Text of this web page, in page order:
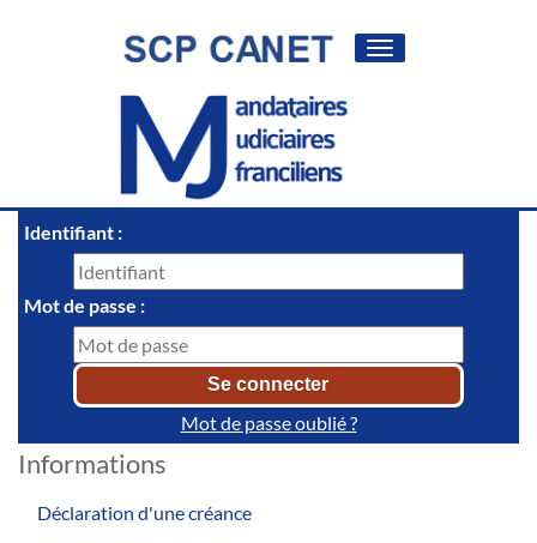
Toggle
Identifiant :
Mot de passe :
Mot de passe oublié ?
Informations
Déclaration d'une créance